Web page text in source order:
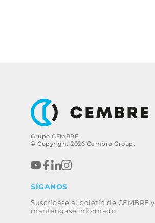
Grupo CEMBRE
© Copyright 2026 Cembre Group.
SÍGANOS
Suscríbase al boletín de CEMBRE y
manténgase informado